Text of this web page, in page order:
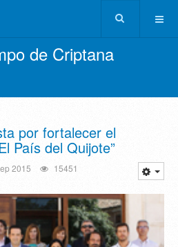
de Criptana
por fortalecer el
País del Quijote”
2015 15451